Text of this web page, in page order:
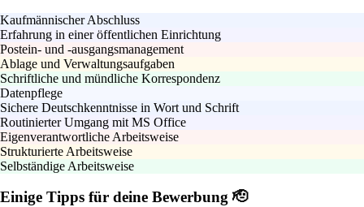
Kaufmännischer Abschluss
Erfahrung in einer öffentlichen Einrichtung
Postein- und -ausgangsmanagement
Ablage und Verwaltungsaufgaben
Schriftliche und mündliche Korrespondenz
Datenpflege
Sichere Deutschkenntnisse in Wort und Schrift
Routinierter Umgang mit MS Office
Eigenverantwortliche Arbeitsweise
Strukturierte Arbeitsweise
Selbständige Arbeitsweise
Einige Tipps für deine Bewerbung 🫡